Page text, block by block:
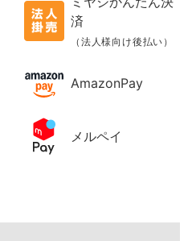
済
（法人様向け後払い）
AmazonPay
メルペイ